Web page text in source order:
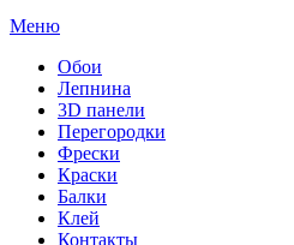
Меню
Обои
Лепнина
3D панели
Перегородки
Фрески
Краски
Балки
Клей
Контакты